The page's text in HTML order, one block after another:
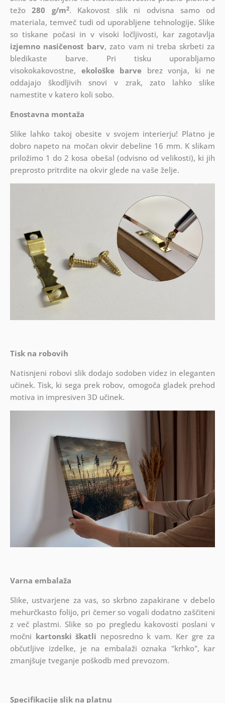
težo280 g/m2. Kakovost slik ni odvisna samo od
materiala, temveč tudi od uporabljene tehnologije. Slike
so tiskane počasi in v visoki ločljivosti, kar zagotavlja
izjemno nasičenost barv, zato vam ni treba skrbeti za
bledikaste barve. Pri tisku uporabljamo
visokokakovostne, ekološke barve brez vonja, ki ne
oddajajo škodljivih snovi v zrak, zato lahko slike
namestite v katero koli sobo.
Enostavna montaža
Slike lahko takoj obesite v svojem interierju! Platno je
dobro napeto na močan okvir debeline 16 mm. K slikam
priložimo 1 do 2 kosa obešal (odvisno od velikosti), ki jih
preprosto pritrdite na okvir glede na vaše želje.
Tisk na robovih
Natisnjeni robovi slik dodajo sodoben videz in eleganten
učinek. Tisk, ki sega prek robov, omogoča gladek prehod
motiva in impresiven 3D učinek.
Varna embalaža
Slike, ustvarjene za vas, so skrbno zapakirane v debelo
mehurčkasto folijo, pri čemer so vogali dodatno zaščiteni
z več plastmi. Slike so po pregledu kakovosti poslani v
močni kartonski škatli neposredno k vam. Ker gre za
občutljive izdelke, je na embalaži oznaka "krhko", kar
zmanjšuje tveganje poškodb med prevozom.
Specifikacije slik na platnu